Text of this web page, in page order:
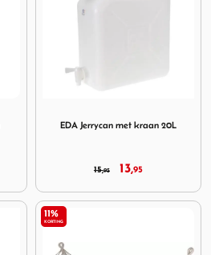
EDA Jerrycan met kraan 20L
15,95 13,95
11%
KORTING